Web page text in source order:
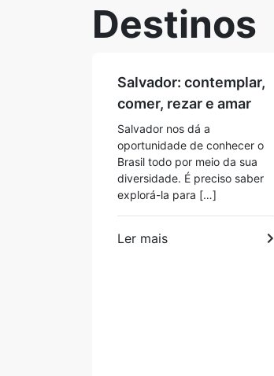
Destinos
Salvador: contemplar,
comer, rezar e amar
Salvador nos dá a
oportunidade de conhecer o
Brasil todo por meio da sua
diversidade. É preciso saber
explorá-la para […]
Ler mais